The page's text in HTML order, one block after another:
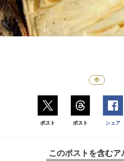
ポスト ポスト シェア
このポストを含むア